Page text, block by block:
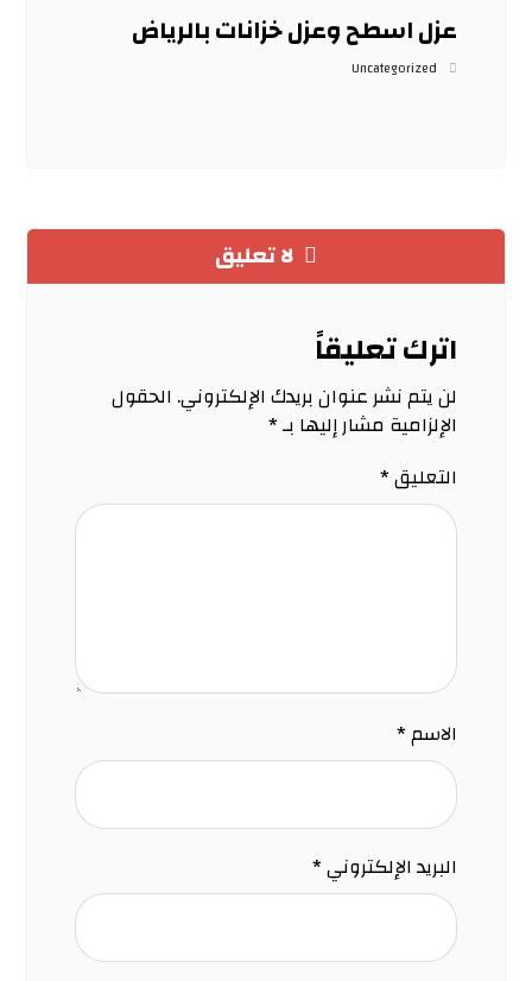
عزل اسطح وعزل خزانات بالرياض
Uncategorized
لا تعليق
اترك تعليقاً
لن يتم نشر عنوان بريدك الإلكتروني. الحقول
الإلزامية مشار إليها بـ*
التعليق*
الاسم*
البريد الإلكتروني*